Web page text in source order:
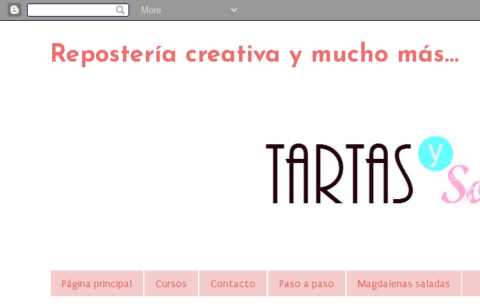
Repostería creativa y mucho más...
Página principal Cursos Contacto Paso a paso Magdalenas saladas